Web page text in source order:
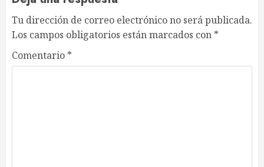
Tu dirección de correo electrónico no será publicada.
Los campos obligatorios están marcados con *
Comentario *